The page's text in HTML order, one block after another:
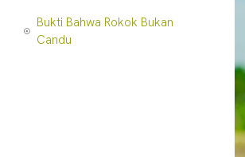
Bukti Bahwa Rokok Bukan
Candu